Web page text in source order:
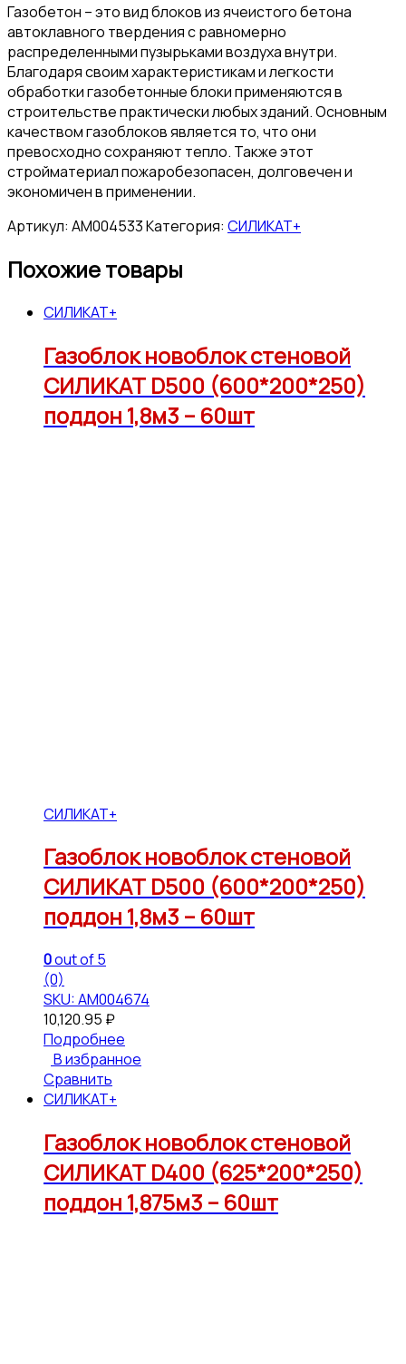
Газобетон – это вид блоков из ячеистого бетона
автоклавного твердения с равномерно
распределенными пузырьками воздуха внутри.
Благодаря своим характеристикам и легкости
обработки газобетонные блоки применяются в
строительстве практически любых зданий. Основным
качеством газоблоков является то, что они
превосходно сохраняют тепло. Также этот
стройматериал пожаробезопасен, долговечен и
экономичен в применении.
Артикул: АМ004533Категория: СИЛИКАТ+
Похожие товары
СИЛИКАТ+
Газоблок новоблок стеновой
СИЛИКАТ D500 (600*200*250)
поддон 1,8м3 – 60шт
СИЛИКАТ+
Газоблок новоблок стеновой
СИЛИКАТ D500 (600*200*250)
поддон 1,8м3 – 60шт
0out of 5
(0)
SKU: АМ004674
10,120.95 ₽
Подробнее
В избранное
Сравнить
СИЛИКАТ+
Газоблок новоблок стеновой
СИЛИКАТ D400 (625*200*250)
поддон 1,875м3 – 60шт